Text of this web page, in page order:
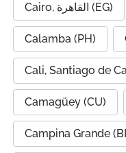
Cairo, القاهرة (EG)
Calamba (PH)
Cali, Santiago de
Camagüey (CU)
Campina Grande